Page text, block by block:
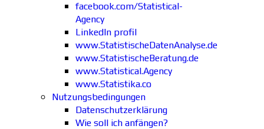
facebook.com/Statistical-
Agency
LinkedIn profil
www.StatistischeDatenAnalyse.de
www.StatistischeBeratung.de
www.Statistical.Agency
www.Statistika.co
Nutzungsbedingungen
Datenschutzerklärung
Wie soll ich anfängen?